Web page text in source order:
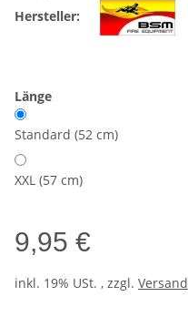
Hersteller:
Länge
Standard (52 cm)
XXL (57 cm)
9,95 €
inkl. 19% USt. , zzgl. Versand